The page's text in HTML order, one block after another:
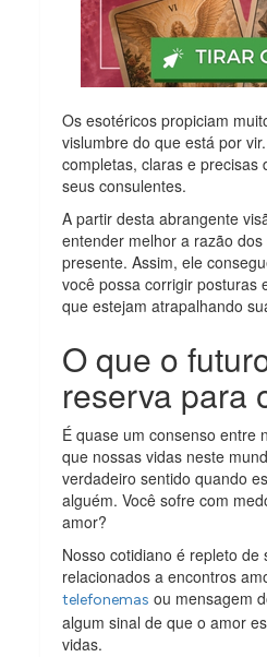
Os esotéricos propiciam
vislumbre do que está por
completas, claras e precisas
seus consulentes.
A partir desta abrangente
entender melhor a razão
presente. Assim, ele
você possa corrigir posturas
que estejam atrapalhando
O que o
reserva para
É quase um consenso entre
que nossas vidas neste
verdadeiro sentido quando
alguém. Você sofre com
amor?
Nosso cotidiano é repleto de
relacionados a encontros
telefonemas ou mensagem
algum sinal de que o amor
vidas.